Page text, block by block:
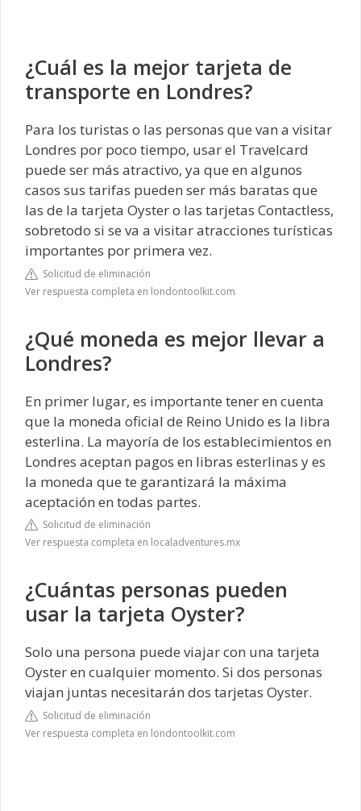
¿Cuál es la mejor tarjeta de
transporte en Londres?
Para los turistas o las personas que van a visitar
Londres por poco tiempo, usar el Travelcard
puede ser más atractivo, ya que en algunos
casos sus tarifas pueden ser más baratas que
las de la tarjeta Oyster o las tarjetas Contactless,
sobretodo si se va a visitar atracciones turísticas
importantes por primera vez.
Solicitud de eliminación
Ver respuesta completa en londontoolkit.com
¿Qué moneda es mejor llevar a
Londres?
En primer lugar, es importante tener en cuenta
que la moneda oficial de Reino Unido es la libra
esterlina. La mayoría de los establecimientos en
Londres aceptan pagos en libras esterlinas y es
la moneda que te garantizará la máxima
aceptación en todas partes.
Solicitud de eliminación
Ver respuesta completa en localadventures.mx
¿Cuántas personas pueden
usar la tarjeta Oyster?
Solo una persona puede viajar con una tarjeta
Oyster en cualquier momento. Si dos personas
viajan juntas necesitarán dos tarjetas Oyster.
Solicitud de eliminación
Ver respuesta completa en londontoolkit.com